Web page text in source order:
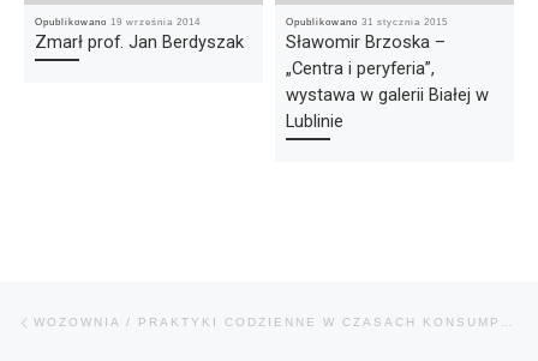
Opublikowano 19 września 2014
Zmarł prof. Jan Berdyszak
Opublikowano 31 stycznia 2015
Sławomir Brzoska –
„Centra i peryferia”,
wystawa w galerii Białej w
Lublinie